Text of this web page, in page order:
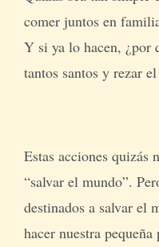
comer juntos en
Y si ya lo hacen, ¿por
tantos santos y rezar
Estas acciones quizás
“salvar el mundo”.
destinados a salvar el
hacer nuestra